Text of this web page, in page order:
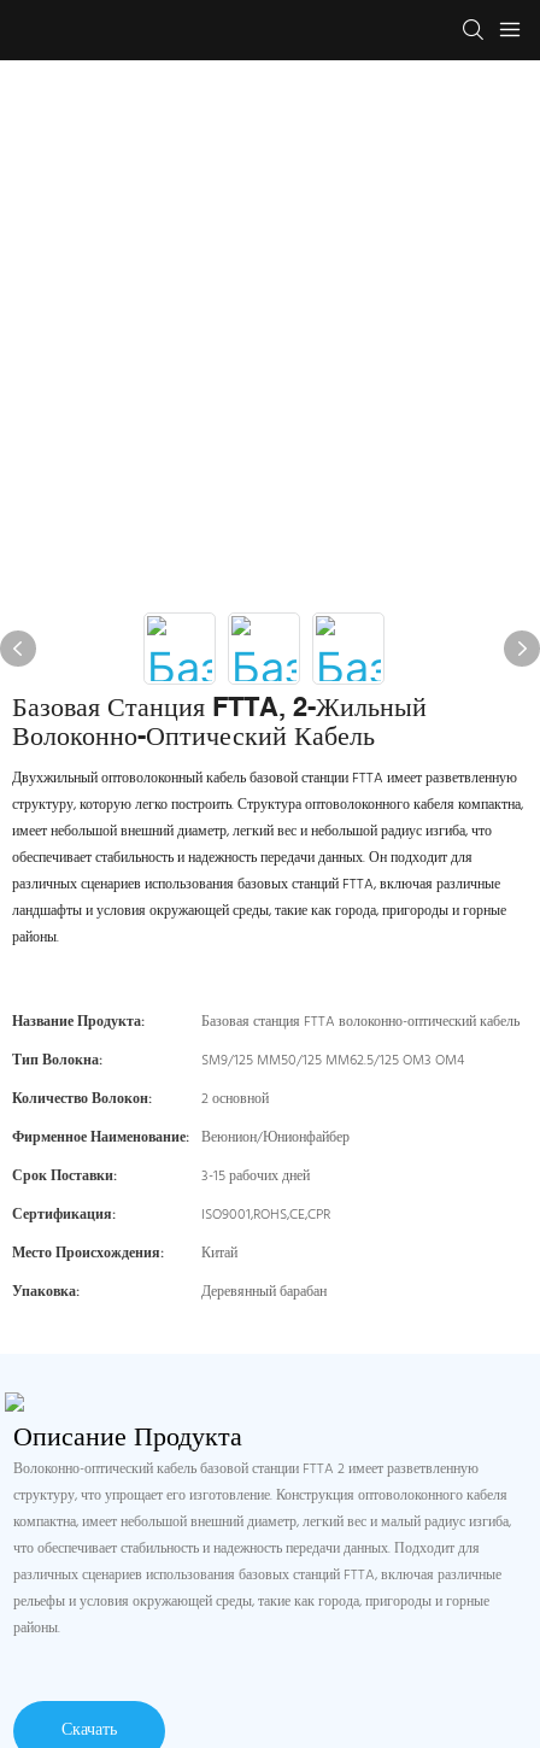
Базовая Станция FTTA, 2-Жильный
Волоконно-Оптический Кабель
Двухжильный оптоволоконный кабель базовой станции FTTA имеет разветвленную
структуру, которую легко построить. Структура оптоволоконного кабеля компактна,
имеет небольшой внешний диаметр, легкий вес и небольшой радиус изгиба, что
обеспечивает стабильность и надежность передачи данных. Он подходит для
различных сценариев использования базовых станций FTTA, включая различные
ландшафты и условия окружающей среды, такие как города, пригороды и горные
районы.
Название Продукта:
Базовая станция FTTA волоконно-оптический кабель
Тип Волокна:
SM9/125 MM50/125 MM62.5/125 OM3 OM4
Количество Волокон:
2 основной
Фирменное Наименование: Веюнион/Юнионфайбер
Срок Поставки:
3-15 рабочих дней
Сертификация:
ISO9001,ROHS,CE,CPR
Место Происхождения:
Китай
Упаковка:
Деревянный барабан
Описание Продукта
Волоконно-оптический кабель базовой станции FTTA 2 имеет разветвленную
структуру, что упрощает его изготовление. Конструкция оптоволоконного кабеля
компактна, имеет небольшой внешний диаметр, легкий вес и малый радиус изгиба,
что обеспечивает стабильность и надежность передачи данных. Подходит для
различных сценариев использования базовых станций FTTA, включая различные
рельефы и условия окружающей среды, такие как города, пригороды и горные
районы.
Скачать